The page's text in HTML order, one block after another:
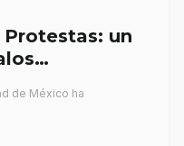
un
de México ha